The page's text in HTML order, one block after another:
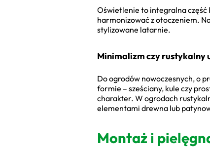
Oświetlenie to integralna część
harmonizować z otoczeniem.
stylizowane latarnie.
Minimalizm czy rustykalny
Do ogrodów nowoczesnych, o
formie – sześciany, kule czy
charakter. W ogrodach
elementami drewna lub
Montaż i